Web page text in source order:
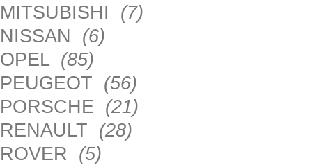
MITSUBISHI (7)
NISSAN (6)
OPEL (85)
PEUGEOT (56)
PORSCHE (21)
RENAULT (28)
ROVER (5)